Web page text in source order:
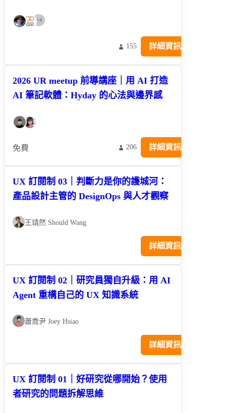
+4
155 詳細資訊
2026 UR meetup 前導講座｜用 AI 打造
AI 筆記軟體：Hyday 的心法與邊界感
免費 206 詳細資訊
UX 訂閱制 03｜判斷力是你的護城河：
產品設計主管的 DesignOps 與人才觀察
王靖然 Should Wang
詳細資訊
UX 訂閱制 02｜研究員獨自升級：用 AI
Agent 重構自己的 UX 知識系統
蕭喬尹 Joey Hsiao
詳細資訊
UX 訂閱制 01｜好研究從哪開始？使用
者研究的問題拆解思維